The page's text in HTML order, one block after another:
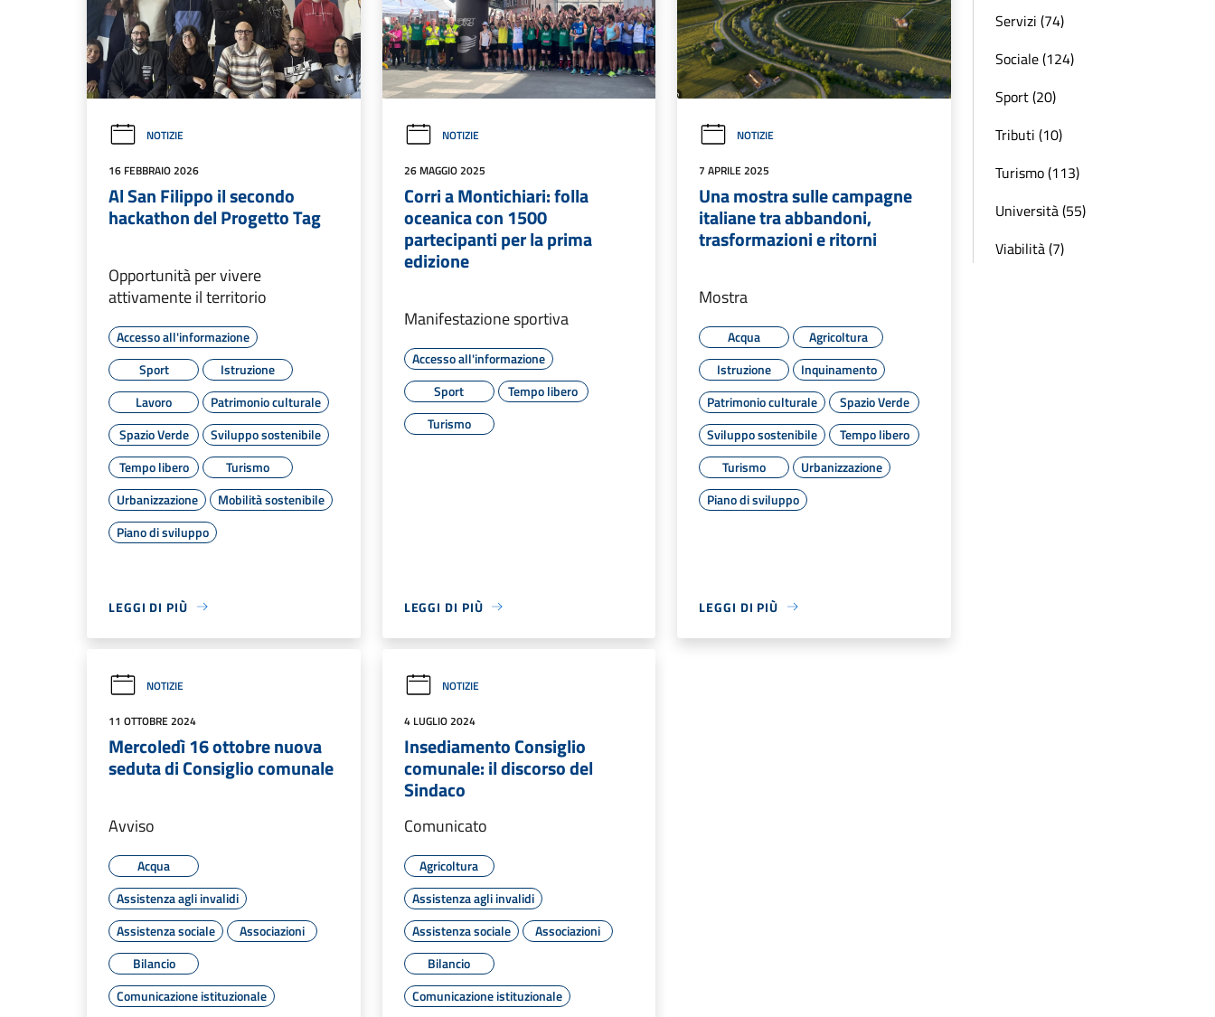
NOTIZIE
16 FEBBRAIO 2026
Al San Filippo il secondo
hackathon del Progetto Tag
Opportunità per vivere
attivamente il territorio
Accesso all'informazione
Sport
Istruzione
Lavoro
Patrimonio culturale
Spazio Verde
Sviluppo sostenibile
Tempo libero
Turismo
Urbanizzazione
Mobilità sostenibile
Piano di sviluppo
LEGGI DI PIÙ
NOTIZIE
26 MAGGIO 2025
Corri a Montichiari: folla
oceanica con 1500
partecipanti per la prima
edizione
Manifestazione sportiva
Accesso all'informazione
Sport
Tempo libero
Turismo
LEGGI DI PIÙ
NOTIZIE
7 APRILE 2025
Una mostra sulle campagne
italiane tra abbandoni,
trasformazioni e ritorni
Mostra
Acqua
Agricoltura
Istruzione
Inquinamento
Patrimonio culturale
Spazio Verde
Sviluppo sostenibile
Tempo libero
Turismo
Urbanizzazione
Piano di sviluppo
LEGGI DI PIÙ
NOTIZIE
11 OTTOBRE 2024
Mercoledì 16 ottobre nuova
seduta di Consiglio comunale
Avviso
Acqua
Assistenza agli invalidi
Assistenza sociale
Associazioni
Bilancio
Comunicazione istituzionale
NOTIZIE
4 LUGLIO 2024
Insediamento Consiglio
comunale: il discorso del
Sindaco
Comunicato
Agricoltura
Assistenza agli invalidi
Assistenza sociale
Associazioni
Bilancio
Comunicazione istituzionale
Servizi (74)
Sociale (124)
Sport (20)
Tributi (10)
Turismo (113)
Università (55)
Viabilità (7)